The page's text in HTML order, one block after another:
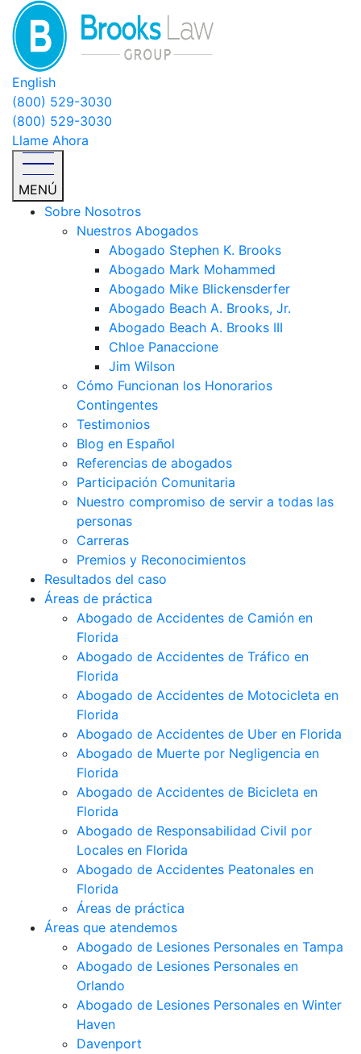
English
(800) 529-3030
(800) 529-3030
Llame Ahora
MENÚ
Sobre Nosotros
Nuestros Abogados
Abogado Stephen K. Brooks
Abogado Mark Mohammed
Abogado Mike Blickensderfer
Abogado Beach A. Brooks, Jr.
Abogado Beach A. Brooks III
Chloe Panaccione
Jim Wilson
Cómo Funcionan los Honorarios
Contingentes
Testimonios
Blog en Español
Referencias de abogados
Participación Comunitaria
Nuestro compromiso de servir a todas las
personas
Carreras
Premios y Reconocimientos
Resultados del caso
Áreas de práctica
Abogado de Accidentes de Camión en
Florida
Abogado de Accidentes de Tráfico en
Florida
Abogado de Accidentes de Motocicleta en
Florida
Abogado de Accidentes de Uber en Florida
Abogado de Muerte por Negligencia en
Florida
Abogado de Accidentes de Bicicleta en
Florida
Abogado de Responsabilidad Civil por
Locales en Florida
Abogado de Accidentes Peatonales en
Florida
Áreas de práctica
Áreas que atendemos
Abogado de Lesiones Personales en Tampa
Abogado de Lesiones Personales en
Orlando
Abogado de Lesiones Personales en Winter
Haven
Davenport